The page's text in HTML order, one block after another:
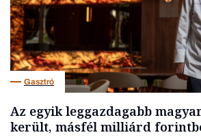
Gasztró
Az egyik leggazdagabb
került, másfél milliárd